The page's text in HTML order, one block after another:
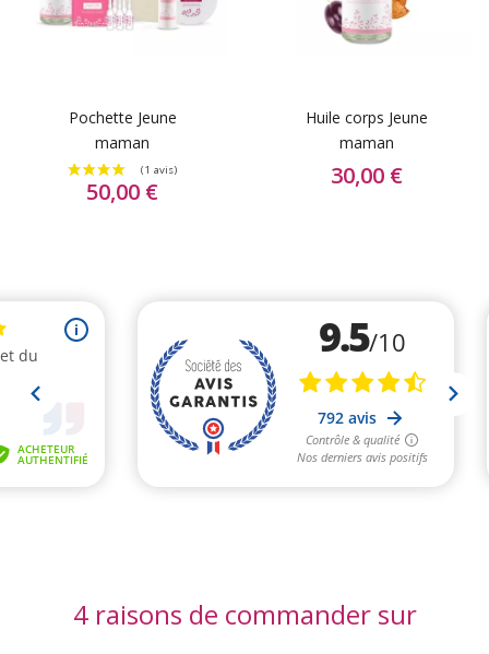
Pochette Jeune
maman
50,00 €
Huile corps Jeune
maman
30,00 €
4 raisons de commander sur